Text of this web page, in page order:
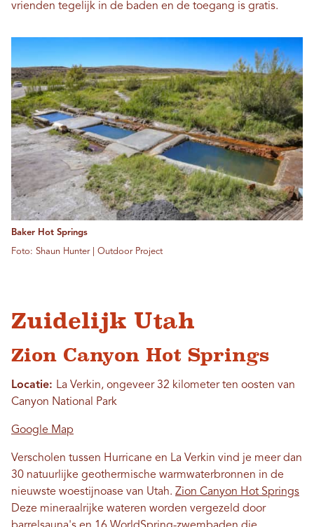
vrienden tegelijk in de baden en de toegang is gratis.
Baker Hot Springs
Foto: Shaun Hunter | Outdoor Project
Zuidelijk Utah
Zion Canyon Hot Springs
Locatie: La Verkin, ongeveer 32 kilometer ten oosten van
Canyon National Park
Google Map
Verscholen tussen Hurricane en La Verkin vind je meer dan
30 natuurlijke geothermische warmwaterbronnen in de
nieuwste woestijnoase van Utah. Zion Canyon Hot Springs
Deze mineraalrijke wateren worden vergezeld door